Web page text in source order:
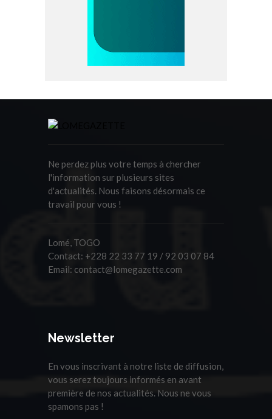
Ne perdez plus votre temps à chercher
l'information sur plusieurs sites
d'actualités. Nous faisons désormais ce
travail pour vous !
Lomé, TOGO
Contact: +228 22 33 77 19 / 92 03 07 84
Email: contact@lomegazette.com
Newsletter
En vous inscrivant à notre liste de diffusion,
vous serez toujours informés en avant
première de nos actualités. Nous ne vous
spamons pas !